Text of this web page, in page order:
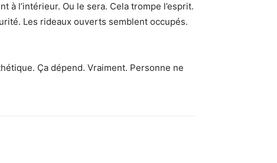
à l’intérieur. Ou le sera. Cela trompe l’esprit.
Les rideaux ouverts semblent occupés.
Ça dépend. Vraiment. Personne ne